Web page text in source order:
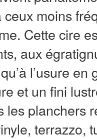
ceux moins
Cette cire
aux
l’usure en
et un fini
les planchers
terrazzo,